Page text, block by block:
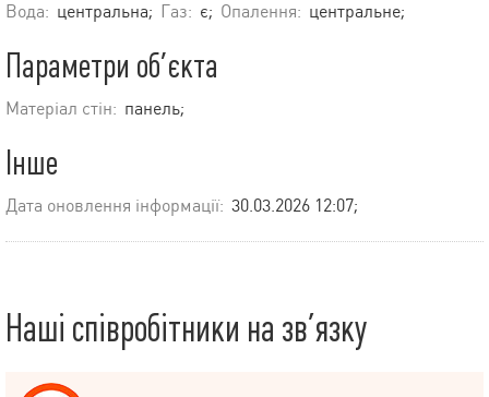
Вода: центральна; Газ: є; Опалення: центральне;
Параметри об’єкта
Матеріал стін: панель;
Інше
Дата оновлення інформації: 30.03.2026 12:07;
Наші співробітники на зв’язку